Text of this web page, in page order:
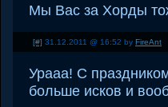
Мы Вас за Хорды
[#] 31.12.2011 @ 16:52 by FireAnt
Урааа! С
больше исков и